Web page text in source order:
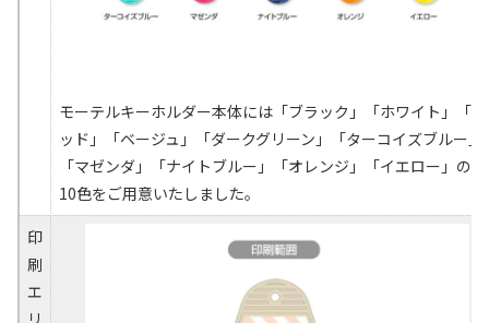
モーテルキーホルダー本体には「ブラック」「ホワイト」「レ
ッド」「ベージュ」「ダークグリーン」「ターコイズブルー」
「マゼンダ」「ナイトブルー」「オレンジ」「イエロー」の全
10色をご用意いたしました。
印
刷
エ